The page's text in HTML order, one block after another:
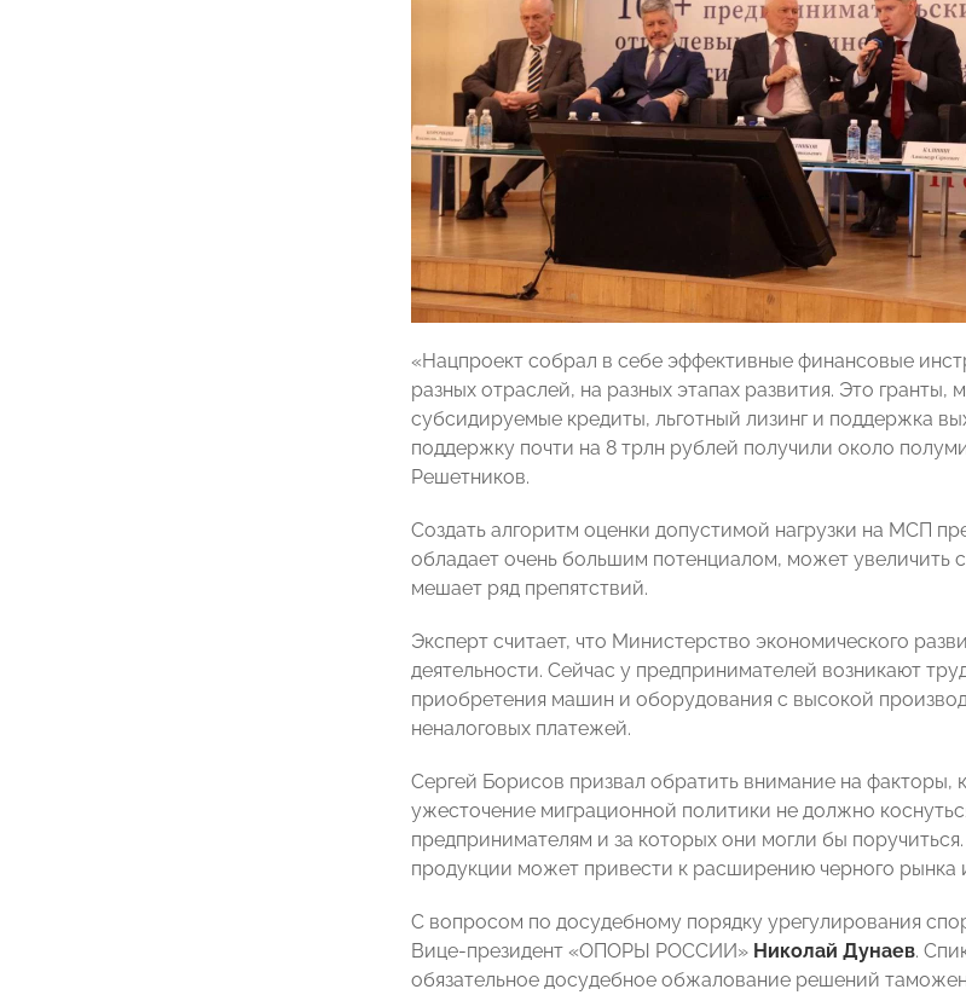
«Нацпроект собрал в себе эффективные финансовые
разных отраслей, на разных этапах развития. Это
субсидируемые кредиты, льготный лизинг и поддержка
поддержку почти на 8 трлн рублей получили около
Решетников.
Создать алгоритм оценки допустимой нагрузки на МСП
обладает очень большим потенциалом, может увеличить
мешает ряд препятствий.
Эксперт считает, что Министерство экономического
деятельности. Сейчас у предпринимателей возникают
приобретения машин и оборудования с высокой
неналоговых платежей.
Сергей Борисов призвал обратить внимание на факторы,
ужесточение миграционной политики не должно
предпринимателям и за которых они могли бы
продукции может привести к расширению черного рынка
С вопросом по досудебному порядку урегулирования
Вице-президент «ОПОРЫ РОССИИ» Николай Дунаев.
обязательное досудебное обжалование решений